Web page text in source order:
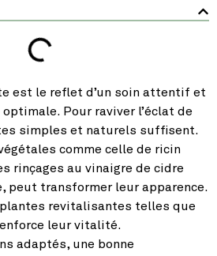
est le reflet d’un soin attentif et
Pour raviver l’éclat de
simples et naturels suffisent.
comme celle de ricin
rinçages au vinaigre de cidre
peut transformer leur apparence.
revitalisantes telles que
leur vitalité.
adaptés, une bonne